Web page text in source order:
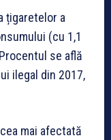
țigaretelor a
(cu 1,1
se află
ilegal din 2017,
mai afectată